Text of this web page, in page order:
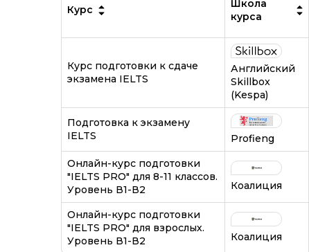
Курс
Школа
курса
Курс подготовки к сдаче
экзамена IELTS
Английский
Skillbox
(Kespa)
Подготовка к экзамену
IELTS
Profieng
Онлайн-курс подготовки
"IELTS PRO" для 8-11 классов.
Уровень В1-В2
Коалиция
Онлайн-курс подготовки
"IELTS PRO" для взрослых.
Уровень В1-В2
Коалиция